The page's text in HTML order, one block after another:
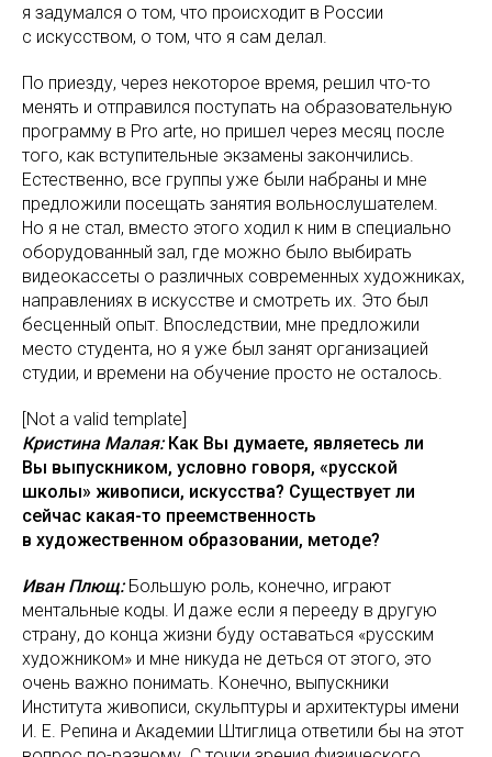
я задумался о том, что происходит в России
с искусством, о том, что я сам делал.
По приезду, через некоторое время, решил что-то
менять и отправился поступать на образовательную
программу в Pro arte, но пришел через месяц после
того, как вступительные экзамены закончились.
Естественно, все группы уже были набраны и мне
предложили посещать занятия вольнослушателем.
Но я не стал, вместо этого ходил к ним в специально
оборудованный зал, где можно было выбирать
видеокассеты о различных современных художниках,
направлениях в искусстве и смотреть их. Это был
бесценный опыт. Впоследствии, мне предложили
место студента, но я уже был занят организацией
студии, и времени на обучение просто не осталось.
[Not a valid template]
Кристина Малая:Как Вы думаете, являетесь ли
Вы выпускником, условно говоря, «русской
школы» живописи, искусства? Существует ли
сейчас какая-то преемственность
в художественном образовании, методе?
Иван Плющ:Большую роль, конечно, играют
ментальные коды. И даже если я перееду в другую
страну, до конца жизни буду оставаться «русским
художником» и мне никуда не деться от этого, это
очень важно понимать. Конечно, выпускники
Института живописи, скульптуры и архитектуры имени
И. Е. Репина и Академии Штиглица ответили бы на этот